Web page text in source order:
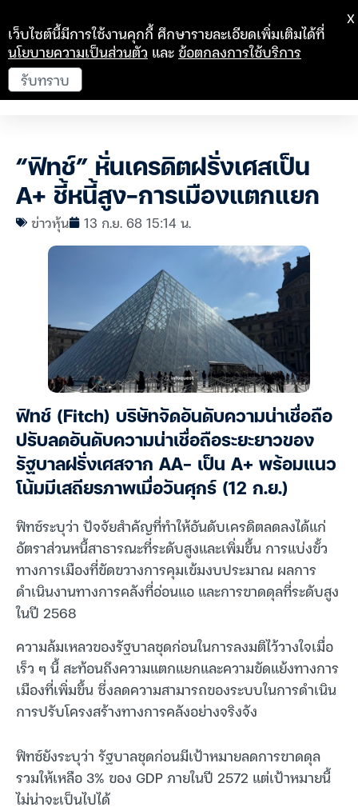
“ฟิทช์” หั่นเครดิตฝรั่งเศสเป็น
A+ ชี้หนี้สูง-การเมืองแตกแยก
ข่าวหุ้น 13 ก.ย. 68 15:14 น.
ฟิทช์ (Fitch) บริษัทจัดอันดับความน่าเชื่อถือ
ปรับลดอันดับความน่าเชื่อถือระยะยาวของ
รัฐบาลฝรั่งเศสจาก AA- เป็น A+ พร้อมแนว
โน้มมีเสถียรภาพเมื่อวันศุกร์ (12 ก.ย.)
ฟิทช์ระบุว่า ปัจจัยสำคัญที่ทำให้อันดับเครดิตลดลงได้แก่
อัตราส่วนหนี้สาธารณะที่ระดับสูงและเพิ่มขึ้น การแบ่งขั้ว
ทางการเมืองที่ขัดขวางการคุมเข้มงบประมาณ ผลการ
ดำเนินงานทางการคลังที่อ่อนแอ และการขาดดุลที่ระดับสูง
ในปี 2568
ความล้มเหลวของรัฐบาลชุดก่อนในการลงมติไว้วางใจเมื่อ
เร็ว ๆ นี้ สะท้อนถึงความแตกแยกและความขัดแย้งทางการ
เมืองที่เพิ่มขึ้น ซึ่งลดความสามารถของระบบในการดำเนิน
การปรับโครงสร้างทางการคลังอย่างจริงจัง
ฟิทช์ยังระบุว่า รัฐบาลชุดก่อนมีเป้าหมายลดการขาดดุล
รวมให้เหลือ 3% ของ GDP ภายในปี 2572 แต่เป้าหมายนี้
ไม่น่าจะเป็นไปได้
เว็บไซต์นี้มีการใช้งานคุกกี้ ศึกษารายละเอียดเพิ่มเติมได้ที่
นโยบายความเป็นส่วนตัว และข้อตกลงการใช้บริการ
รับทราบ
X